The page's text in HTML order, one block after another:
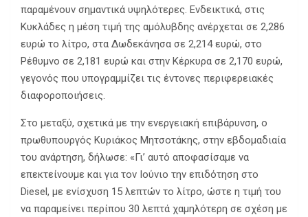
παραμένουν σημαντικά υψηλότερες. Ενδεικτικά, στις
Κυκλάδες η μέση τιμή της αμόλυβδης ανέρχεται σε 2,286
ευρώ το λίτρο, στα Δωδεκάνησα σε 2,214 ευρώ, στο
Ρέθυμνο σε 2,181 ευρώ και στην Κέρκυρα σε 2,170 ευρώ,
γεγονός που υπογραμμίζει τις έντονες περιφερειακές
διαφοροποιήσεις.
Στο μεταξύ, σχετικά με την ενεργειακή επιβάρυνση, ο
πρωθυπουργός Κυριάκος Μητσοτάκης, στην εβδομαδιαία
του ανάρτηση, δήλωσε: «Γι’ αυτό αποφασίσαμε να
επεκτείνουμε και για τον Ιούνιο την επιδότηση στο
Diesel, με ενίσχυση 15 λεπτών το λίτρο, ώστε η τιμή του
να παραμείνει περίπου 30 λεπτά χαμηλότερη σε σχέση με